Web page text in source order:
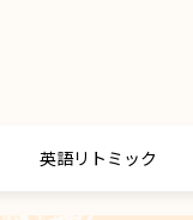
英語リトミック